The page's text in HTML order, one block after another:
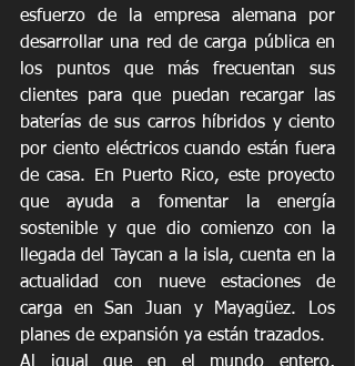
esfuerzo de la empresa alemana por
desarrollar una red de carga pública en
los puntos que más frecuentan sus
clientes para que puedan recargar las
baterías de sus carros híbridos y ciento
por ciento eléctricos cuando están fuera
de casa. En Puerto Rico, este proyecto
que ayuda a fomentar la energía
sostenible y que dio comienzo con la
llegada del Taycan a la isla, cuenta en la
actualidad con nueve estaciones de
carga en San Juan y Mayagüez. Los
planes de expansión ya están trazados.